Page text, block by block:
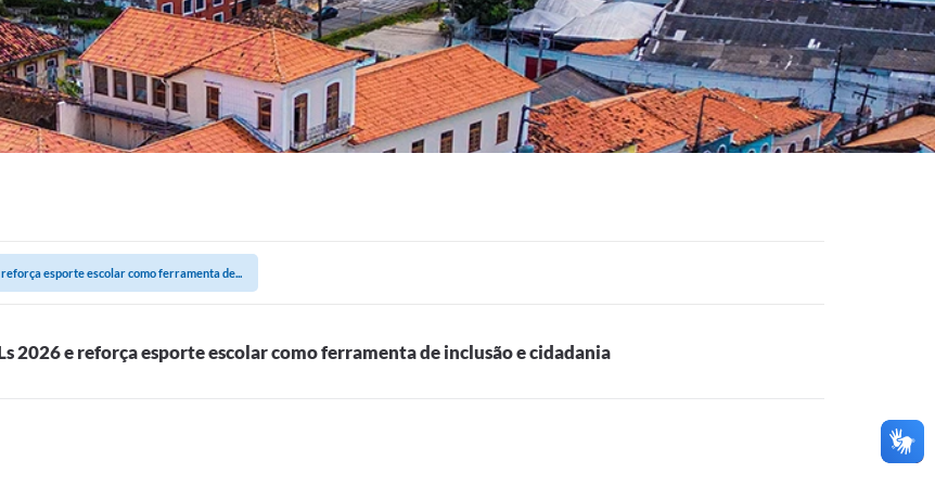
esporte escolar como ferramenta de...
2026 e reforça esporte escolar como ferramenta de inclusão e cidadania